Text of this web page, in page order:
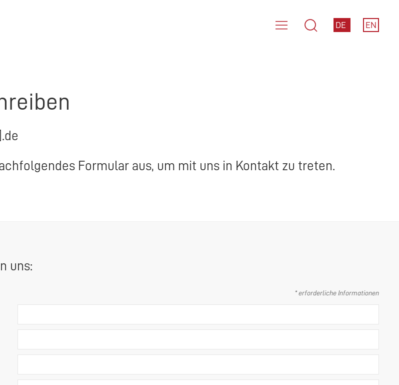
DE EN
Formular aus, um mit uns in Kontakt zu treten.
uns:
* erforderliche Informationen